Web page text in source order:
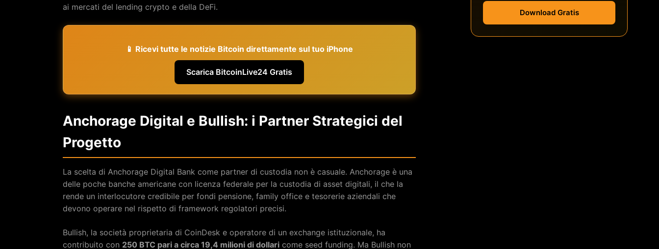
ai mercati del lending crypto e della DeFi.
📱 Ricevi tutte le notizie Bitcoin direttamente sul tuo iPhone
Scarica BitcoinLive24 Gratis
Anchorage Digital e Bullish: i Partner Strategici del
Progetto
La scelta di Anchorage Digital Bank come partner di custodia non è casuale. Anchorage è una
delle poche banche americane con licenza federale per la custodia di asset digitali, il che la
rende un interlocutore credibile per fondi pensione, family office e tesorerie aziendali che
devono operare nel rispetto di framework regolatori precisi.
Bullish, la società proprietaria di CoinDesk e operatore di un exchange istituzionale, ha
contribuito con 250 BTC pari a circa 19,4 milioni di dollari come seed funding. Ma Bullish non
Download Gratis